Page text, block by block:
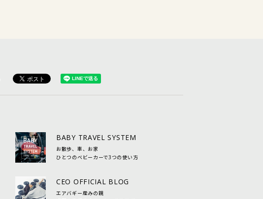
BABY TRAVEL SYSTEM
お散歩、車、お家
ひとつのベビーカーで3つの使い方
CEO OFFICIAL BLOG
エアバギー産みの親